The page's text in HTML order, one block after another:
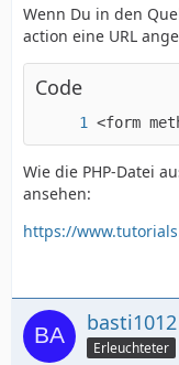
Wenn Du in den
action eine URL
Code
<form
Wie die PHP-Datei
ansehen:
https://
basti1012
Erleuchteter